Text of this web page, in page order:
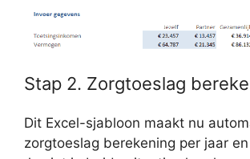
Stap 2. Zorgtoeslag
Dit Excel-sjabloon maakt nu
zorgtoeslag berekening per jaar